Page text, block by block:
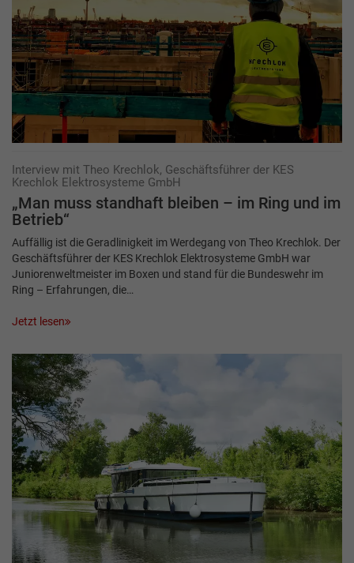
Interview mit Theo Krechlok, Geschäftsführer der KES
Krechlok Elektrosysteme GmbH
„Man muss standhaft bleiben – im Ring und im
Betrieb“
Auffällig ist die Geradlinigkeit im Werdegang von Theo Krechlok. Der
Geschäftsführer der KES Krechlok Elektrosysteme GmbH war
Juniorenweltmeister im Boxen und stand für die Bundeswehr im
Ring – Erfahrungen, die…
Jetzt lesen